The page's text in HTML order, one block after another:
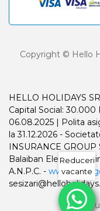
Copyright © Hello
HELLO HOLIDAYS
Capital Social:
06.08.2025 | Polita
la 31.12.2026 -
INSURANCE
Balaiban Elena
A.N.P.C. -
Reduceri
vacante